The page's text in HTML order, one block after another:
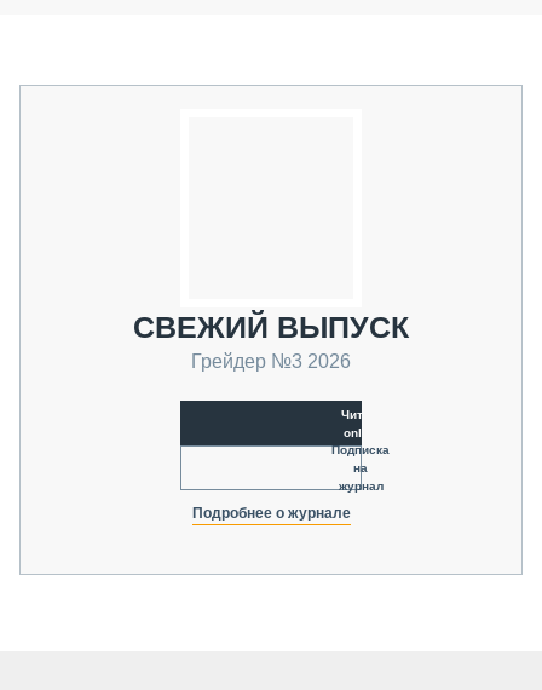
СВЕЖИЙ ВЫПУСК
Грейдер №3 2026
Читать
online
Подписка
на
журнал
Подробнее о журнале